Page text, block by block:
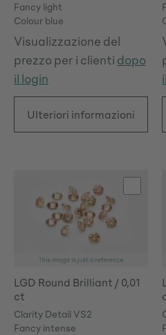
Fancy light
Colour blue
Visualizzazione del
prezzo per i clienti dopo
il login
Ulteriori informazioni
LGD Round Brilliant / 0,01
ct
Clarity Detail VS2
Fancy intense